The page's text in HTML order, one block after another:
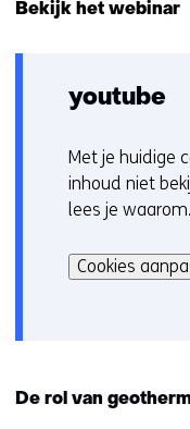
Bekijk het webinar
youtube
C
o
o
i
r
Met je huidige
inhoud niet
lees je waarom.
kan
het
op
Cookies
De rol van